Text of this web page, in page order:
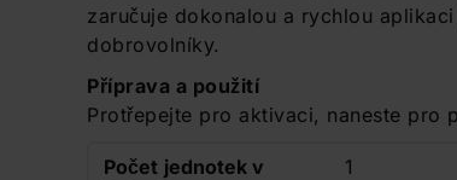
zaručuje dokonalou a rychlou
dobrovolníky.
Příprava a použití
Protřepejte pro aktivaci, naneste pro
Počet jednotek v
1